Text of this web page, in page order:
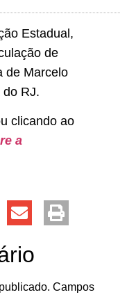
Estadual,
de
de Marcelo
do RJ.
clicando ao
a
Campos